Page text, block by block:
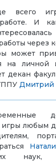
всего
И
может
на личной
декан
Дмитрий
любым